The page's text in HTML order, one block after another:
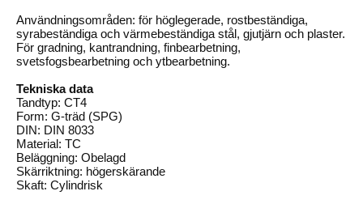
Användningsområden: för höglegerade, rostbeständiga,
syrabeständiga och värmebeständiga stål, gjutjärn och plaster.
För gradning, kantrandning, finbearbetning,
svetsfogsbearbetning och ytbearbetning.
Tekniska data
Tandtyp: CT4
Form: G-träd (SPG)
DIN: DIN 8033
Material: TC
Beläggning: Obelagd
Skärriktning: högerskärande
Skaft: Cylindrisk